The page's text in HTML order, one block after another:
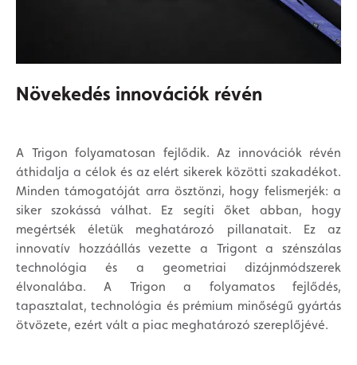
Növekedés innovációk révén
A Trigon folyamatosan fejlődik. Az innovációk révén
áthidalja a célok és az elért sikerek közötti szakadékot.
Minden támogatóját arra ösztönzi, hogy felismerjék: a
siker szokássá válhat. Ez segíti őket abban, hogy
megértsék életük meghatározó pillanatait. Ez az
innovatív hozzáállás vezette a Trigont a szénszálas
technológia és a geometriai dizájnmódszerek
élvonalába. A Trigon a folyamatos fejlődés,
tapasztalat, technológia és prémium minőségű gyártás
ötvözete, ezért vált a piac meghatározó szereplőjévé.